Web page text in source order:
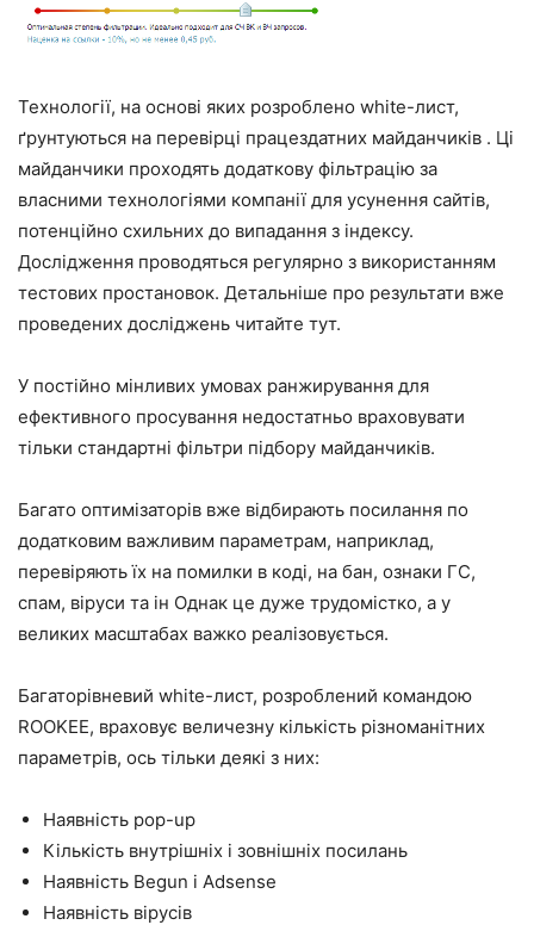
Технології, на основі яких розроблено white-лист,
ґрунтуються на перевірці працездатних майданчиків . Ці
майданчики проходять додаткову фільтрацію за
власними технологіями компанії для усунення сайтів,
потенційно схильних до випадання з індексу.
Дослідження проводяться регулярно з використанням
тестових простановок. Детальніше про результати вже
проведених досліджень читайте тут.
У постійно мінливих умовах ранжирування для
ефективного просування недостатньо враховувати
тільки стандартні фільтри підбору майданчиків.
Багато оптимізаторів вже відбирають посилання по
додатковим важливим параметрам, наприклад,
перевіряють їх на помилки в коді, на бан, ознаки ГС,
спам, віруси та ін Однак це дуже трудомістко, а у
великих масштабах важко реалізовується.
Багаторівневий white-лист, розроблений командою
ROOKEE, враховує величезну кількість різноманітних
параметрів, ось тільки деякі з них:
Наявність pop-up
Кількість внутрішніх і зовнішніх посилань
Наявність Begun і Adsense
Наявність вірусів